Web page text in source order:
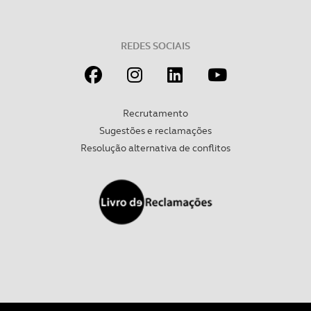
Consulte a política de cookies do site.
REDES SOCIAIS
Recrutamento
Sugestões e reclamações
Resolução alternativa de conflitos